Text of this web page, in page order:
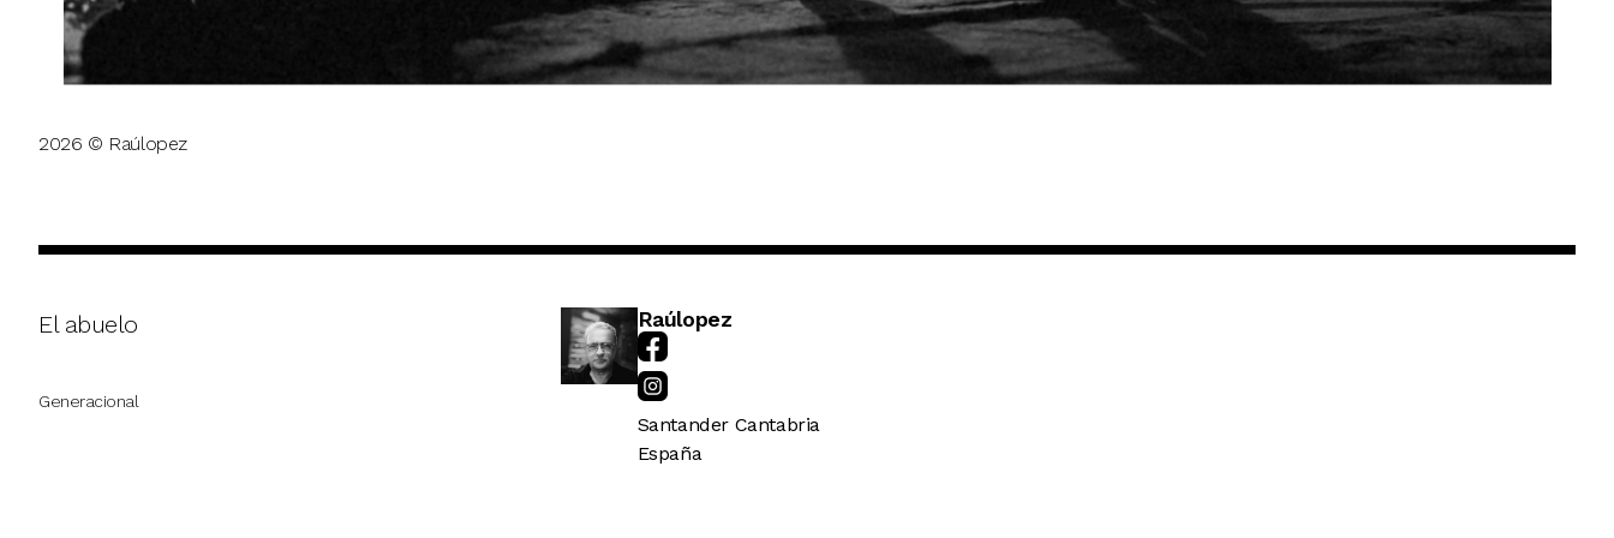
2026 © Raúlopez
El abuelo
Generacional
Raúlopez
Santander Cantabria
España